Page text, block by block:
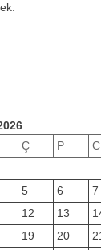
Ç P C
5 6 7
12 13
19 20